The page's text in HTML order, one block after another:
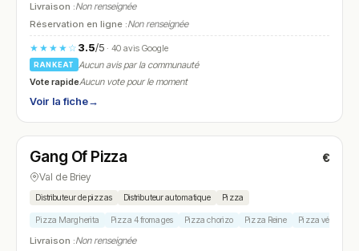
Livraison :Non renseignée
Réservation en ligne :Non renseignée
★★★★☆ 3.5/5· 40 avis Google
RANKEAT
Aucun avis par la communauté
Vote rapideAucun vote pour le moment
Voir la fiche→
N° 24
Gang Of Pizza €
Val de Briey
Distributeur de pizzas Distributeur automatique Pizza
Pizza Margherita Pizza 4 fromages Pizza chorizo Pizza Reine Pizza
Livraison :Non renseignée